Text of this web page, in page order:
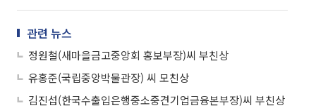
관련 뉴스
정원철(새마을금고중앙회 홍보부장)씨 부친상
유홍준(국립중앙박물관장) 씨 모친상
김진섭(한국수출입은행중소중견기업금융본부장)씨 부친상